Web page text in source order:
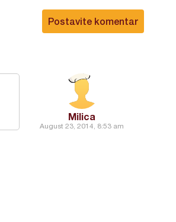
Postavite komentar
Milica
August 23, 2014, 8:53 am